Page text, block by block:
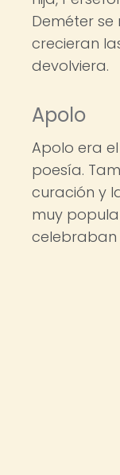
Deméter
crecieran
devolviera.
Apolo
Apolo era
poesía.
curación y
muy
celebraban